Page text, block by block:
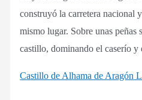
construyó la carretera nacional
mismo lugar. Sobre unas peñas
castillo, dominando el caserío y
Castillo de Alhama de Aragón